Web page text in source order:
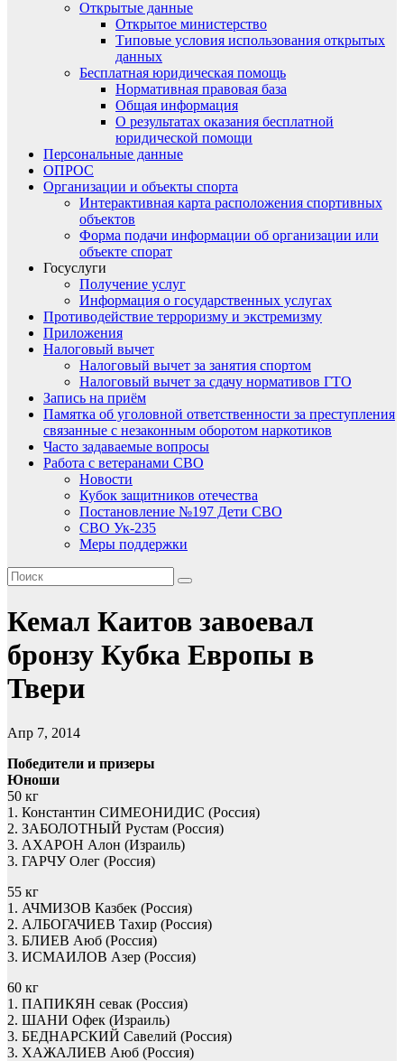
Открытые данные
Открытое министерство
Типовые условия использования открытых
данных
Бесплатная юридическая помощь
Нормативная правовая база
Общая информация
О результатах оказания бесплатной
юридической помощи
Персональные данные
ОПРОС
Организации и объекты спорта
Интерактивная карта расположения спортивных
объектов
Форма подачи информации об организации или
объекте спорат
Госуслуги
Получение услуг
Информация о государственных услугах
Противодействие терроризму и экстремизму
Приложения
Налоговый вычет
Налоговый вычет за занятия спортом
Налоговый вычет за сдачу нормативов ГТО
Запись на приём
Памятка об уголовной ответственности за преступления
связанные с незаконным оборотом наркотиков
Часто задаваемые вопросы
Работа с ветеранами СВО
Новости
Кубок защитников отечества
Постановление №197 Дети СВО
СВО Ук-235
Меры поддержки
Кемал Каитов завоевал
бронзу Кубка Европы в
Твери
Апр 7, 2014
Победители и призеры
Юноши
50 кг
1. Константин СИМЕОНИДИС (Россия)
2. ЗАБОЛОТНЫЙ Рустам (Россия)
3. АХАРОН Алон (Израиль)
3. ГАРЧУ Олег (Россия)
55 кг
1. АЧМИЗОВ Казбек (Россия)
2. АЛБОГАЧИЕВ Тахир (Россия)
3. БЛИЕВ Аюб (Россия)
3. ИСМАИЛОВ Азер (Россия)
60 кг
1. ПАПИКЯН севак (Россия)
2. ШАНИ Офек (Израиль)
3. БЕДНАРСКИЙ Савелий (Россия)
3. ХАЖАЛИЕВ Аюб (Россия)